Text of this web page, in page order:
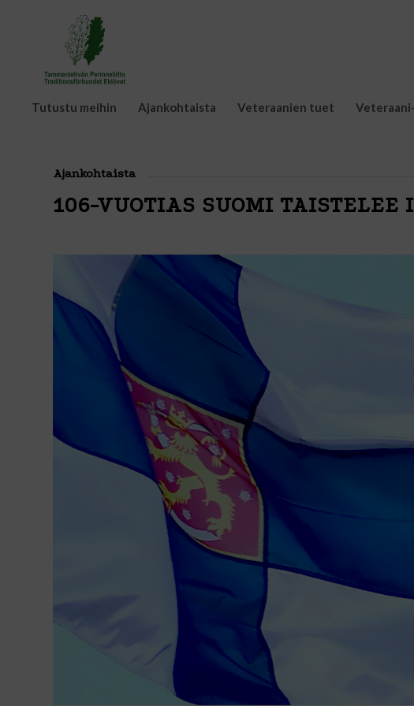
Tutustu meihin Ajankohtaista Veteraanien tuet
Ajankohtaista
106-VUOTIAS SUOMI TAISTELEE